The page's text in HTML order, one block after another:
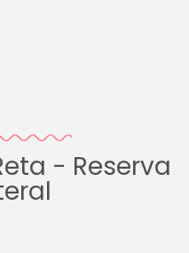
- Reserva